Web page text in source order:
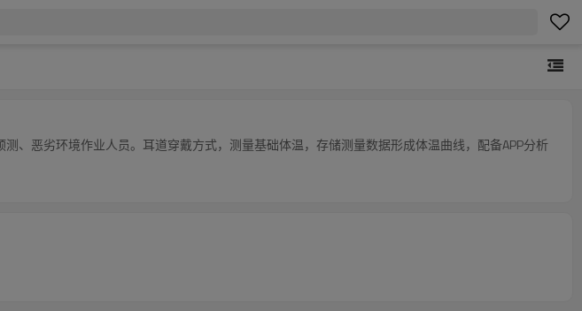
、恶劣环境作业人员。耳道穿戴方式，测量基础体温，存储测量数据形成体温曲线，配备APP分析